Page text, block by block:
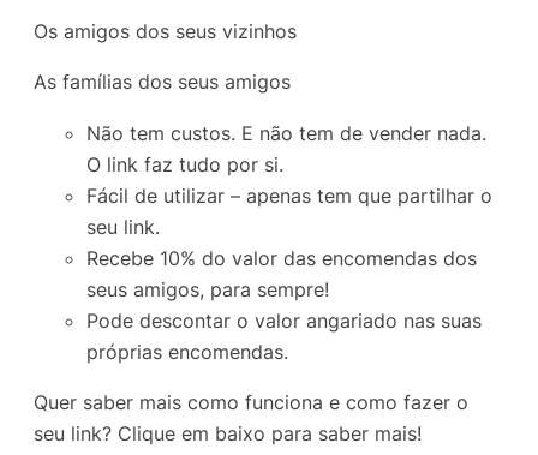
Os amigos dos seus vizinhos
As famílias dos seus amigos
Não tem custos. E não tem de vender nada.
O link faz tudo por si.
Fácil de utilizar – apenas tem que partilhar o
seu link.
Recebe 10% do valor das encomendas dos
seus amigos, para sempre!
Pode descontar o valor angariado nas suas
próprias encomendas.
Quer saber mais como funciona e como fazer o
seu link? Clique em baixo para saber mais!